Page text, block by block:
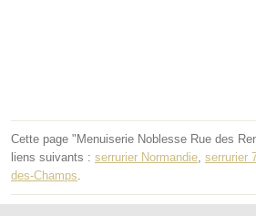
Cette page "Menuiserie Noblesse Rue des
liens suivants : serrurier Normandie, serrurier
des-Champs.